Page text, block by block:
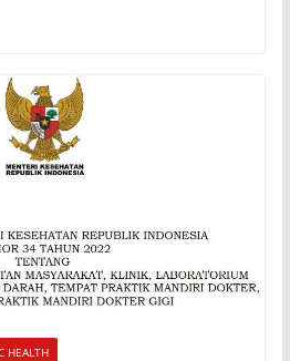
HEALTH